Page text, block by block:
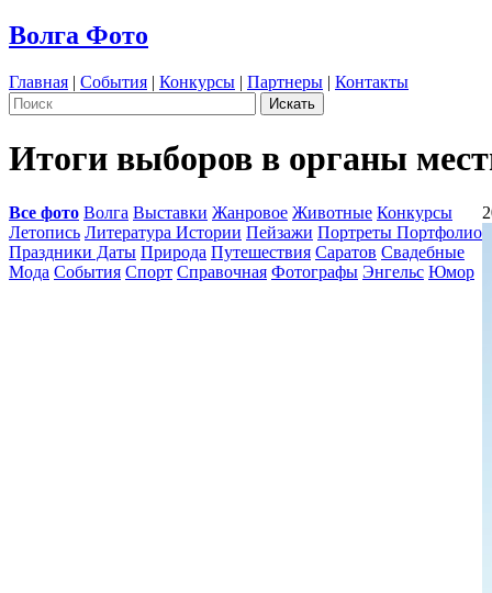
Волга Фото
Главная | События | Конкурсы | Партнеры | Контакты
Итоги выборов в органы
Все фото Волга Выставки Жанровое Животные Конкурсы
Летопись Литература Истории Пейзажи Портреты Портфолио
Праздники Даты Природа Путешествия Саратов Свадебные
Мода События Спорт Справочная Фотографы Энгельс Юмор